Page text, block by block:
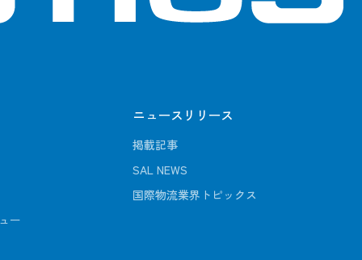
ー
ニュースリリース
掲載記事
SAL NEWS
国際物流業界トピックス